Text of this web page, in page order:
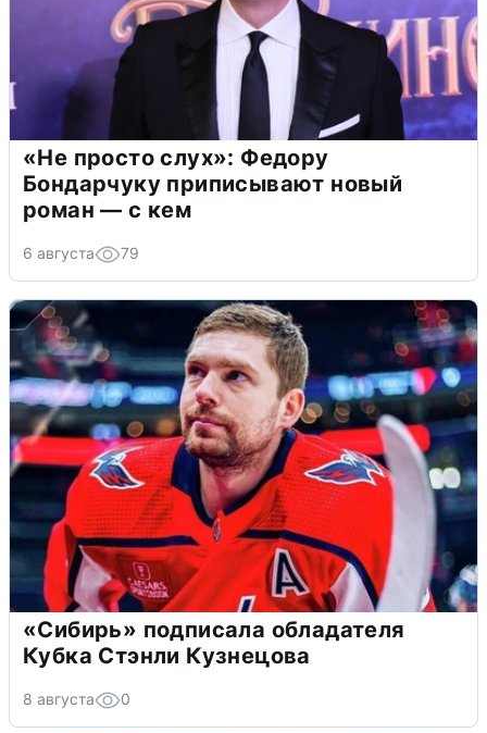
«Не просто слух»: Федору
Бондарчуку приписывают новый
роман — с кем
6 августа 79
«Сибирь» подписала обладателя
Кубка Стэнли Кузнецова
8 августа 0